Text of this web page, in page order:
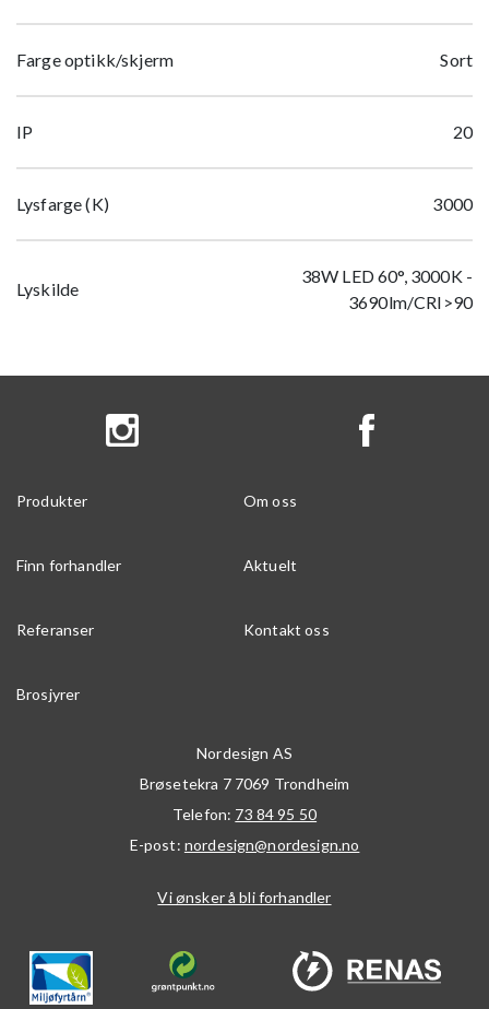
Farge optikk/skjerm Sort
IP 20
Lysfarge (K) 3000
Lyskilde
38W LED 60°, 3000K -
3690lm/CRI>90
Produkter Om oss
Finn forhandler Aktuelt
Referanser Kontakt oss
Brosjyrer
Nordesign AS
Brøsetekra 7 7069 Trondheim
Telefon: 73 84 95 50
E-post: nordesign@nordesign.no
Vi ønsker å bli forhandler